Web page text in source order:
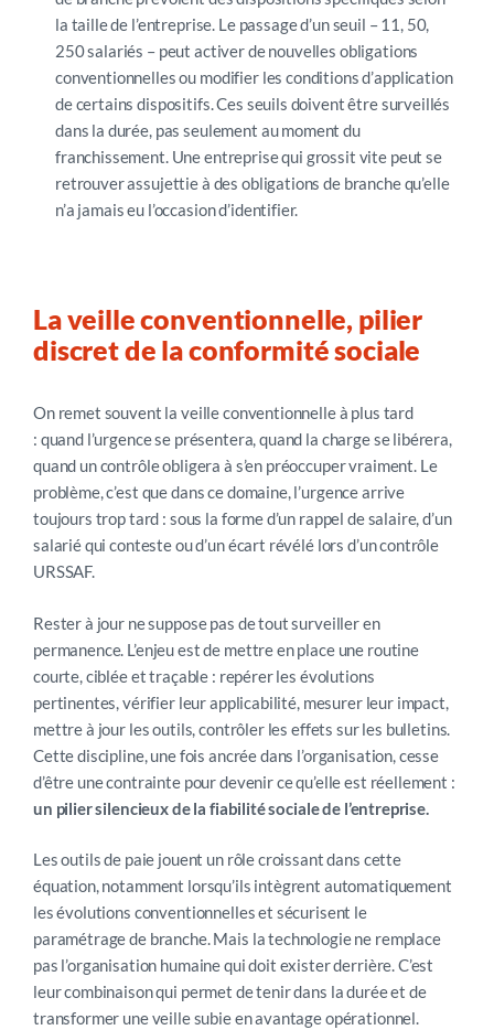
la taille de l’entreprise. Le passage d’un seuil –11, 50,
250 salariés –peut activer de nouvelles obligations
conventionnelles ou modifier les conditions d’application
de certains dispositifs. Ces seuils doivent être surveillés
dans la durée, pas seulement au moment du
franchissement. Une entreprise qui grossit vite peut se
retrouver assujettie à des obligations de branche qu’elle
n’a jamais eu l’occasion d’identifier.
La veille conventionnelle, pilier
discret de la conformité sociale
On remet souvent la veille conventionnelle à plus tard
: quand l’urgence se présentera, quand la charge se libérera,
quand un contrôle obligera à s’en préoccuper vraiment. Le
problème, c’est que dans ce domaine, l’urgence arrive
toujours trop tard : sous la forme d’un rappel de salaire, d’un
salarié qui conteste ou d’un écart révélé lors d’un contrôle
URSSAF.
Rester à jour ne suppose pas de tout surveiller en
permanence. L’enjeu est de mettre en place une routine
courte, ciblée et traçable : repérer les évolutions
pertinentes, vérifier leur applicabilité, mesurer leur impact,
mettre à jour les outils, contrôler les effets sur les bulletins.
Cette discipline, une fois ancrée dans l’organisation, cesse
d’être une contrainte pour devenir ce qu’elle est réellement :
un pilier silencieux de la fiabilité sociale de l’entreprise.
Les outils de paie jouent un rôle croissant dans cette
équation, notamment lorsqu’ils intègrent automatiquement
les évolutions conventionnelles et sécurisent le
paramétrage de branche. Mais la technologie ne remplace
pas l’organisation humaine qui doit exister derrière. C’est
leur combinaison qui permet de tenir dans la durée et de
transformer une veille subie en avantage opérationnel.